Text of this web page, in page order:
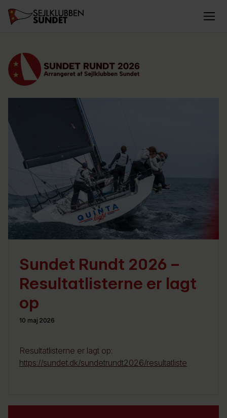
Sundet Rundt 2026 –
Resultatlisterne er lagt
op
10 maj 2026
Resultatlisterne er lagt op:
https://sundet.dk/sundetrundt2026/resultatliste